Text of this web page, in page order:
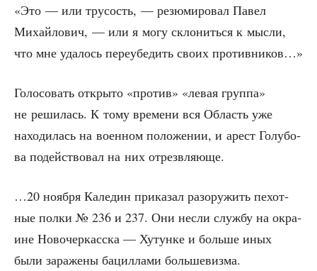
«Это — или тру­сость, — резю­ми­ро­вал Павел
Михай­ло­вич, — или я могу скло­нить­ся к мыс­ли,
что мне уда­лось пере­убе­дить сво­их противников…»
Голо­со­вать откры­то «про­тив» «левая груп­па»
не реши­лась. К тому вре­ме­ни вся Область уже
нахо­ди­лась на воен­ном поло­же­нии, и арест Голу­бо­
ва подей­ство­вал на них отрезвляюще.
…20 нояб­ря Кале­дин при­ка­зал разору­жить пехот­
ные пол­ки № 236 и 237. Они нес­ли служ­бу на окра­
ине Ново­чер­кас­ска — Хутун­ке и боль­ше иных
были зара­же­ны бацил­ла­ми большевизма.